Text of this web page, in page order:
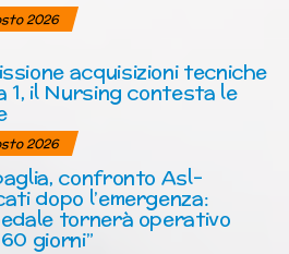
2026
acquisizioni tecniche
1, il Nursing contesta le
2026
confronto Asl-
dopo l’emergenza:
tornerà operativo
giorni”